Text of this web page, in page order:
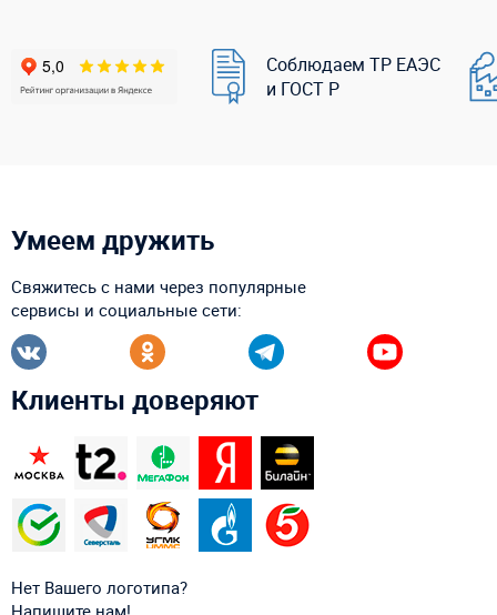
Соблюдаем ТР ЕАЭС
и ГОСТ Р
Умеем дружить
Свяжитесь с нами через популярные
сервисы и социальные сети:
Клиенты доверяют
Нет Вашего логотипа?